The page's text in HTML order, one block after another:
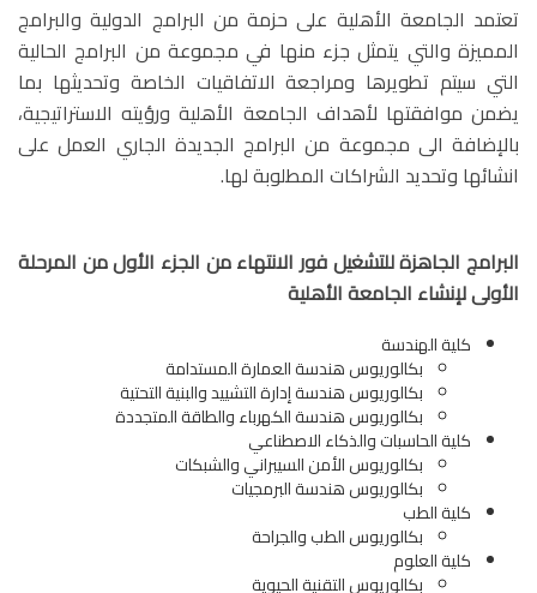
تعتمد الجامعة الأهلية على حزمة من البرامج الدولية والبرامج
المميزة والتي يتمثل جزء منها في مجموعة من البرامج الحالية
التي سيتم تطويرها ومراجعة الاتفاقيات الخاصة وتحديثها بما
يضمن موافقتها لأهداف الجامعة الأهلية ورؤيته الاستراتيجية،
بالإضافة الى مجموعة من البرامج الجديدة الجاري العمل على
انشائها وتحديد الشراكات المطلوبة لها.
البرامج الجاهزة للتشغيل فور الانتهاء من الجزء الأول من المرحلة
الأولى لإنشاء الجامعة الأهلية
كلية الهندسة
بكالوريوس هندسة العمارة المستدامة
بكالوريوس هندسة إدارة التشييد والبنية التحتية
بكالوريوس هندسة الكهرباء والطاقة المتجددة
كلية الحاسبات والذكاء الاصطناعي
بكالوريوس الأمن السيبراني والشبكات
بكالوريوس هندسة البرمجيات
كلية الطب
بكالوريوس الطب والجراحة
كلية العلوم
بكالوريوس التقنية الحيوية